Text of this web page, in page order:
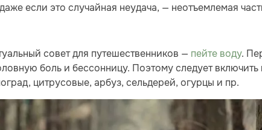
если это случайная неудача, — неотъемлемая
совет для путешественников — пейте воду.
боль и бессонницу. Поэтому следует
цитрусовые, арбуз, сельдерей, огурцы и пр.